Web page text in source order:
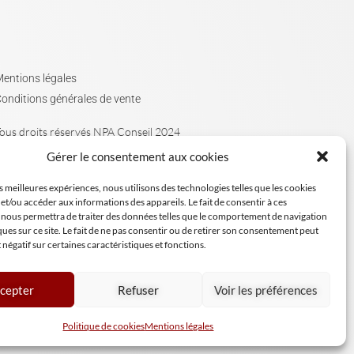
Gérer le consentement aux cookies
meilleures expériences, nous utilisons des technologies telles que les cookies
ou accéder aux informations des appareils. Le fait de consentir à ces
permettra de traiter des données telles que le comportement de navigation
sur ce site. Le fait de ne pas consentir ou de retirer son consentement peut
sur certaines caractéristiques et fonctions.
Refuser Voir les préférences
Politique de cookiesMentions légales
légales
générales de vente
droits réservés NPA Conseil 2024